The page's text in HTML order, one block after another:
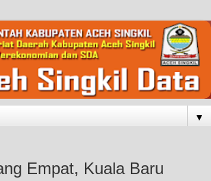
▼
Empat, Kuala Baru